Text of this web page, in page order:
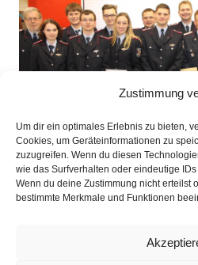
Zustimmung
Um dir ein optimales Erlebnis zu bieten,
Cookies, um Geräteinformationen zu
zuzugreifen. Wenn du diesen
wie das Surfverhalten oder eindeutige
Wenn du deine Zustimmung nicht erteilst
bestimmte Merkmale und Funktionen
Ortsbrandmeister Sven Lüßen,